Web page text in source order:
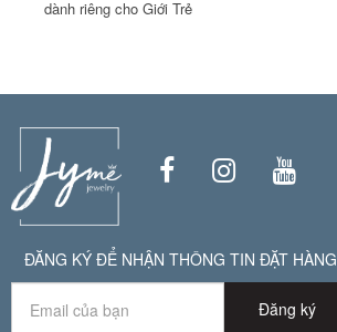
dành riêng cho Giới Trẻ
ĐĂNG KÝ ĐỂ NHẬN THÔNG TIN ĐẶT HÀNG
Đăng ký